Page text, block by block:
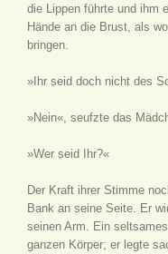
die Lippen führte und ihm
Hände an die Brust, als
bringen.
»Ihr seid doch nicht des
»Nein«, seufzte das
»Wer seid Ihr?«
Der Kraft ihrer Stimme
Bank an seine Seite. Er
seinen Arm. Ein
ganzen Körper; er legte